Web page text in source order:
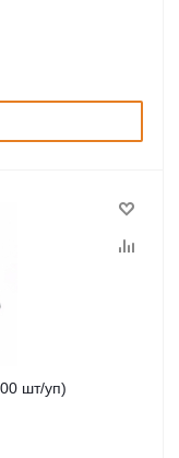
шт/уп)